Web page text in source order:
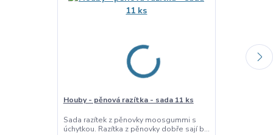
Houby - pěnová razítka - sada 11 ks
Sada razítek z pěnovky moosgummi s
úchytkou. Razítka z pěnovky dobře sají b...